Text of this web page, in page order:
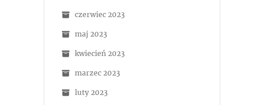
czerwiec 2023
maj 2023
kwiecień 2023
marzec 2023
luty 2023